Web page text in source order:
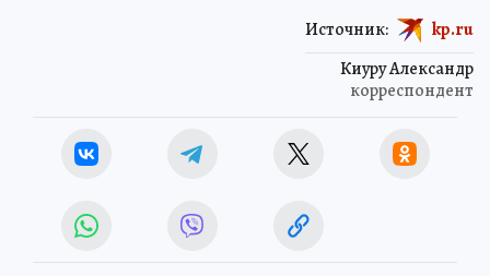
Киуру Александр
корреспондент
Источник: kp.ru